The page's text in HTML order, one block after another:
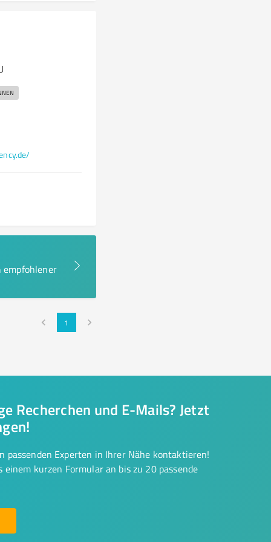
empfohlener
1
Recherchen und E-Mails? Jetzt
passenden Experten in Ihrer Nähe kontaktieren!
kurzen Formular an bis zu 20 passende